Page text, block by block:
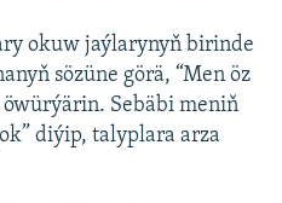
okuw jaýlarynyň birinde
sözüne görä, “Men öz
Sebäbi meniň
diýip, talyplara arza